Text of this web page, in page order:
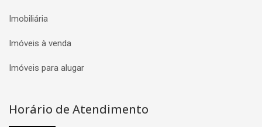
Imobiliária
Imóveis à venda
Imóveis para alugar
Horário de Atendimento